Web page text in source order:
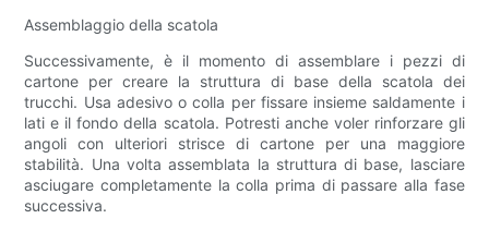
Assemblaggio della scatola
Successivamente, è il momento di assemblare i pezzi di
cartone per creare la struttura di base della scatola dei
trucchi. Usa adesivo o colla per fissare insieme saldamente i
lati e il fondo della scatola. Potresti anche voler rinforzare gli
angoli con ulteriori strisce di cartone per una maggiore
stabilità. Una volta assemblata la struttura di base, lasciare
asciugare completamente la colla prima di passare alla fase
successiva.